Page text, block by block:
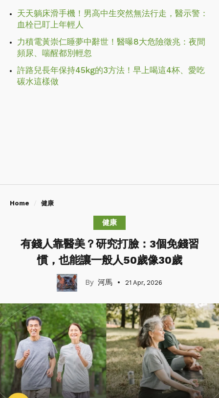
天天躺床滑手機！男高中生突然無法行走，醫示警：
血栓已盯上年輕人
力積電黃崇仁睡夢中辭世！醫曝8大危險徵兆：夜間
頻尿、喘醒都別輕忽
許路兒長年保持45kg的3方法！早上喝這4杯、愛吃
碳水這樣做
Home 健康
健康
有錢人靠醫美？研究打臉：3個免錢習
慣，也能讓一般人50歲像30歲
河馬 21 Apr, 2026